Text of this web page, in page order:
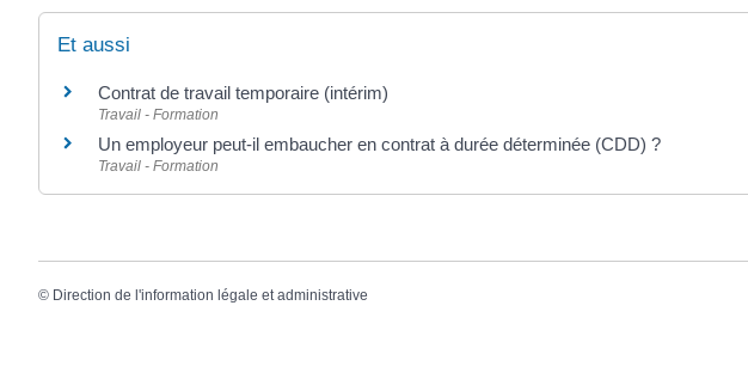
Et aussi
Contrat de travail temporaire (intérim)
Travail - Formation
Un employeur peut-il embaucher en contrat à durée déterminée (CDD) ?
Travail - Formation
© Direction de l'information légale et administrative